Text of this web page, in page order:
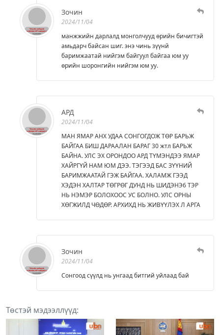
Зочин
2024/11/04
манжжийн дарлалд монголчууд өрийн бичигтэй
амьдарч байсан шиг. энэ чинь зүүнй
баримжаатай нийгэм байгуул байгаа юм уу
өрийн шоронгийн нийгэм юм уу.
АРД
2024/11/04
МАН ЯМАР АНХ УДАА СОНГОГДОЖ ТӨР БАРЬЖ
БАЙГАА БИШ ДАРААЛАН БАРАГ 30 жтл БАРЬЖ
БАЙНА. УЛС ЭХ ОРОНДОО АРД ТҮМЭНДЭЭ ЯМАР
ХАЙРГҮЙ НАМ ЮМ ДЭЭ. ТЭГЭЭД БАС ЗҮҮНИЙ
БАРИМЖААТАЙ ГЭЖ БАЙГАА. ХАЛАМЖ ГЭЭД
ХЭДЭН ХАЛТАР ТӨГРӨГ ДУНД НЬ ШИДЭНЭ6 ТЭР
НЬ НЭМЭР БОЛОХООС УС БОЛНО. УЛС ОРНЫ
ХӨГЖИЛД ЧӨДӨР. АРХИХД НЬ ЖИВҮҮЛЭХ Л АРГА
Зочин
2024/11/04
Сонгоод сүүлд нь унгаад битгий уйлаад бай
Төстэй мэдээллүүд: